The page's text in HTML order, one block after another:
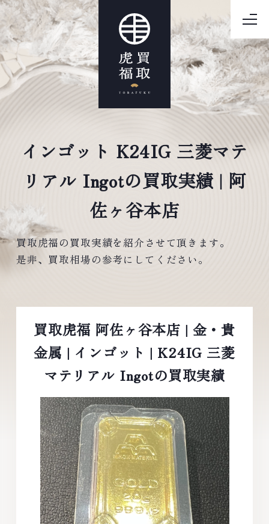
インゴット K24IG 三菱マテ
リアル Ingotの買取実績 | 阿
佐ヶ谷本店
買取虎福の買取実績を紹介させて頂きます。
是非、買取相場の参考にしてください。
買取虎福 阿佐ヶ谷本店 | 金・貴
金属 | インゴット | K24IG 三菱
マテリアル Ingotの買取実績